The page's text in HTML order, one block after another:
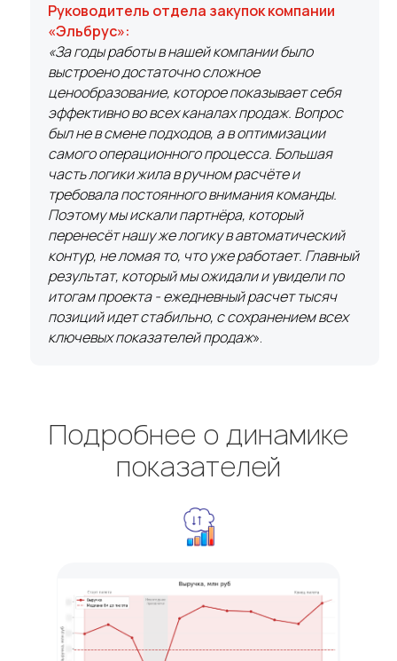
Руководитель отдела закупок компании
«Эльбрус»:
«За годы работы в нашей компании было
выстроено достаточно сложное
ценообразование, которое показывает себя
эффективно во всех каналах продаж. Вопрос
был не в смене подходов, а в оптимизации
самого операционного процесса. Большая
часть логики жила в ручном расчёте и
требовала постоянного внимания команды.
Поэтому мы искали партнёра, который
перенесёт нашу же логику в автоматический
контур, не ломая то, что уже работает. Главный
результат, который мы ожидали и увидели по
итогам проекта - ежедневный расчет тысяч
позиций идет стабильно, с сохранением всех
ключевых показателей продаж».
Подробнее о динамике
показателей